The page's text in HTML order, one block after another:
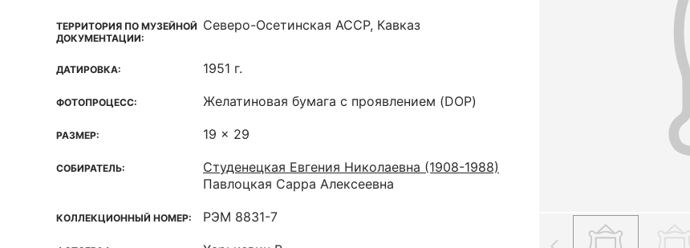
ТЕРРИТОРИЯ ПО МУЗЕЙНОЙ
ДОКУМЕНТАЦИИ:
Северо-Осетинская ACCP, Кавказ
ДАТИРОВКА: 1951 г.
ФОТОПРОЦЕСС: Желатиновая бумага с проявлением (DOP)
РАЗМЕР: 19 x 29
СОБИРАТЕЛЬ:
Студенецкая Евгения Николаевна (1908-1988)
Павлоцкая Сарра Алексеевна
КОЛЛЕКЦИОННЫЙ НОМЕР: РЭМ 8831-7